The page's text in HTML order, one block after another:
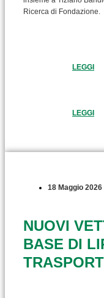
Ricerca di Fondazione.
LEGGI
LEGGI
18 Maggio 2026
NUOVI
BASE DI